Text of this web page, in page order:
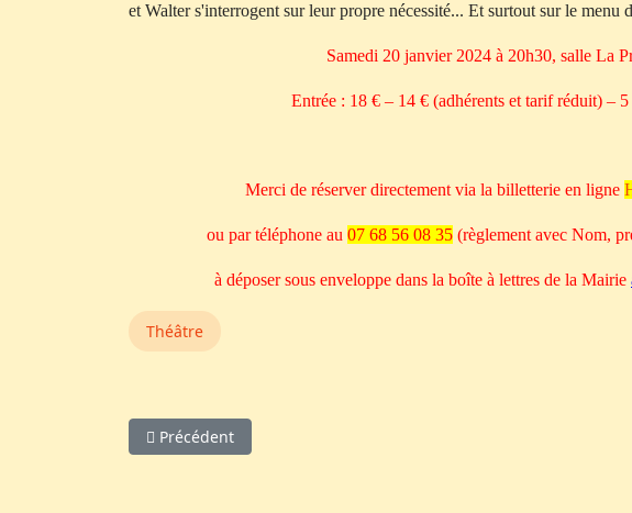
et Walter s'interrogent sur leur propre nécessité... Et surtout sur le menu
Samedi 20 janvier 2024 à 20h30, salle La
Entrée : 18 € – 14 € (adhérents et tarif réduit) –
Merci de réserver directement via la billetterie en ligne
ou par téléphone au 07 68 56 08 35(règlement avec Nom,
à déposer sous enveloppe dans la boîte à lettres de la Mairie
Théâtre
Article précédent : Strampalati
Précédent